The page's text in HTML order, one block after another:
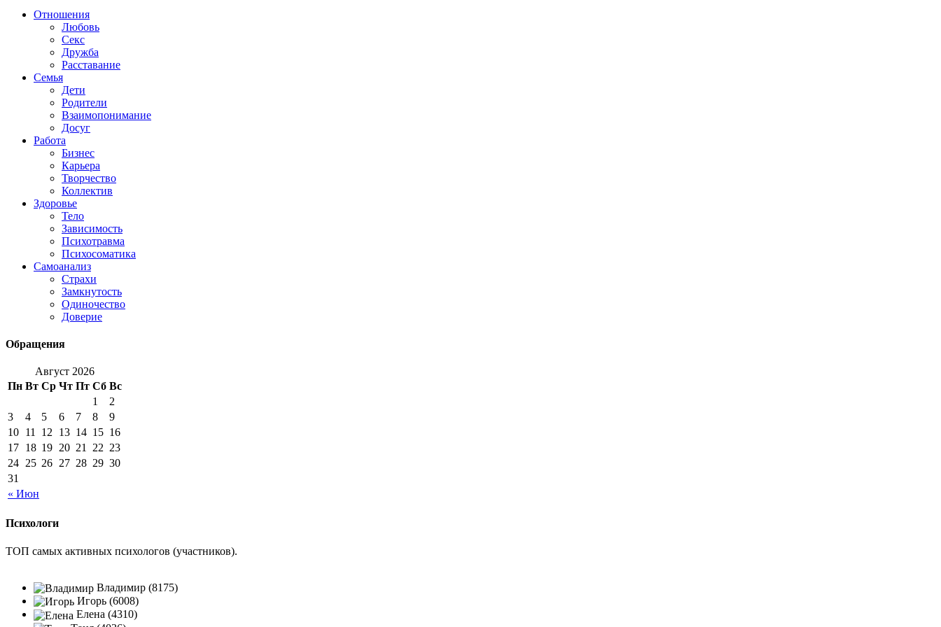
Отношения
Любовь
Секс
Дружба
Расставание
Семья
Дети
Родители
Взаимопонимание
Досуг
Работа
Бизнес
Карьера
Творчество
Коллектив
Здоровье
Тело
Зависимость
Психотравма
Психосоматика
Самоанализ
Страхи
Замкнутость
Одиночество
Доверие
Обращения
Август 2026
Пн Вт Ср Чт Пт Сб Вс
« Июн
1
2
3
4 5 6 7 8
9
10 11 12 13 14 15 16
17 18 19 20 21 22 23
24 25 26 27 28 29 30
31
Психологи
ТОП самых активных психологов (участников).
Владимир (8175)
Игорь (6008)
Елена (4310)